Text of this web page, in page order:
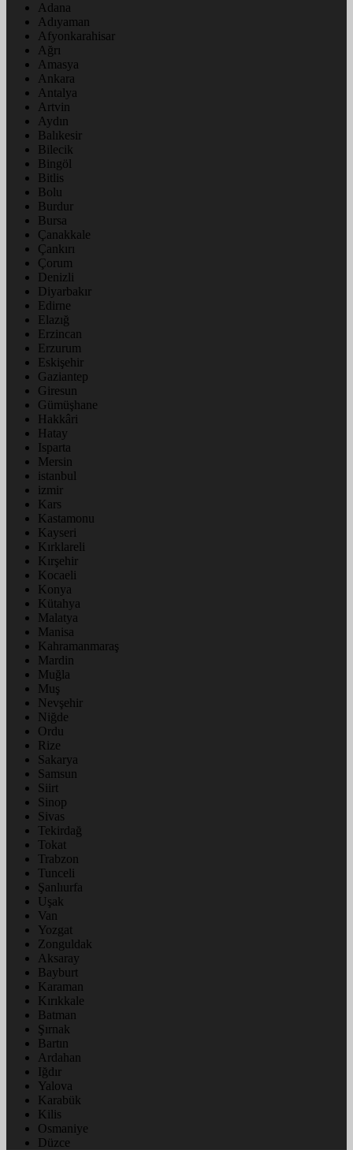
Adana
Adıyaman
Afyonkarahisar
Ağrı
Amasya
Ankara
Antalya
Artvin
Aydın
Balıkesir
Bilecik
Bingöl
Bitlis
Bolu
Burdur
Bursa
Çanakkale
Çankırı
Çorum
Denizli
Diyarbakır
Edirne
Elazığ
Erzincan
Erzurum
Eskişehir
Gaziantep
Giresun
Gümüşhane
Hakkâri
Hatay
Isparta
Mersin
istanbul
izmir
Kars
Kastamonu
Kayseri
Kırklareli
Kırşehir
Kocaeli
Konya
Kütahya
Malatya
Manisa
Kahramanmaraş
Mardin
Muğla
Muş
Nevşehir
Niğde
Ordu
Rize
Sakarya
Samsun
Siirt
Sinop
Sivas
Tekirdağ
Tokat
Trabzon
Tunceli
Şanlıurfa
Uşak
Van
Yozgat
Zonguldak
Aksaray
Bayburt
Karaman
Kırıkkale
Batman
Şırnak
Bartın
Ardahan
Iğdır
Yalova
Karabük
Kilis
Osmaniye
Düzce